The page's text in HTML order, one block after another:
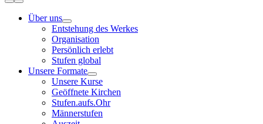
Toggle
NavigationÜber uns
Entstehung des Werkes
Organisation
Persönlich erlebt
Stufen global
Unsere Formate
Unsere Kurse
Geöffnete Kirchen
Stufen.aufs.Ohr
Männerstufen